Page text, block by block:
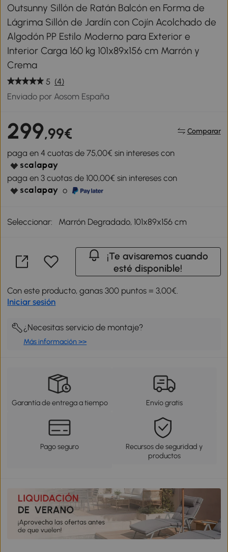
Outsunny Sillón de Ratán Balcón en Forma de
Lágrima Sillón de Jardín con Cojín Acolchado de
Algodón PP Estilo Moderno para Exterior e
Interior Carga 160 kg 101x89x156 cm Marrón y
Crema
5 (4)
Enviado por Aosom España
299,99€ Comparar
paga en 4 cuotas de 75,00€ sin intereses con
paga en 3 cuotas de 100,00€ sin intereses con
o
Seleccionar: Marrón Degradado, 101x89x156 cm
¡Te avisaremos cuando
esté disponible!
Con este producto, ganas 300 puntos = 3,00€.
Iniciar sesión
¿Necesitas servicio de montaje?
Más información >>
Garantía de entrega a tiempo Envío gratis
Pago seguro
Recursos de seguridad y
productos